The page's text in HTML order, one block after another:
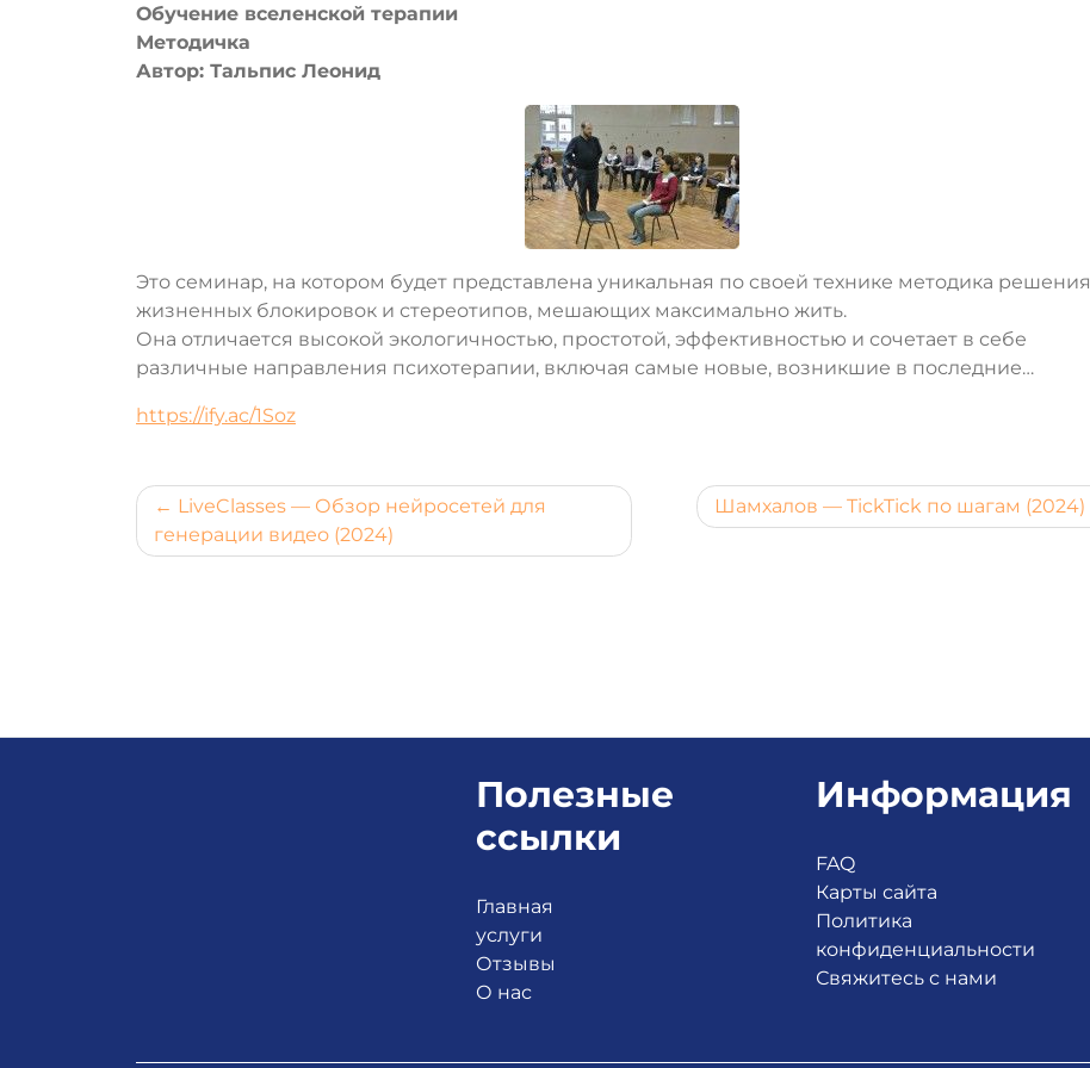
Обучение вселенской терапии
Методичка
Автор: Тальпис Леонид
Это семинар, на котором будет представлена уникальная по своей технике методика решения
жизненных блокировок и стереотипов, мешающих максимально жить.
Она отличается высокой экологичностью, простотой, эффективностью и сочетает в себе
различные направления психотерапии, включая самые новые, возникшие в последние…
https://ify.ac/1Soz
Навигация
по
LiveClasses — Обзор нейросетей для
генерации видео (2024)
Шамхалов — TickTick по шагам (2024)
Полезные
ссылки
Главная
услуги
Отзывы
О нас
Информация
FAQ
Карты сайта
Политика
конфиденциальности
Свяжитесь с нами